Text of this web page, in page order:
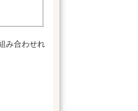
み合わせれ